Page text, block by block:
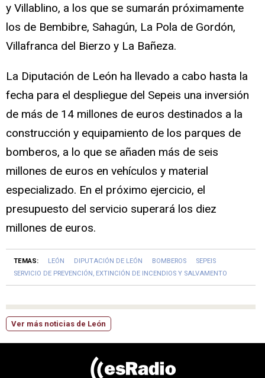
y Villablino, a los que se sumarán próximamente
los de Bembibre, Sahagún, La Pola de Gordón,
Villafranca del Bierzo y La Bañeza.
La Diputación de León ha llevado a cabo hasta la
fecha para el despliegue del Sepeis una inversión
de más de 14 millones de euros destinados a la
construcción y equipamiento de los parques de
bomberos, a lo que se añaden más de seis
millones de euros en vehículos y material
especializado. En el próximo ejercicio, el
presupuesto del servicio superará los diez
millones de euros.
TEMAS: LEÓN DIPUTACIÓN DE LEÓN BOMBEROS
SEPEIS
SERVICIO DE PREVENCIÓN, EXTINCIÓN DE INCENDIOS Y SALVAMENTO
Ver más noticias de León